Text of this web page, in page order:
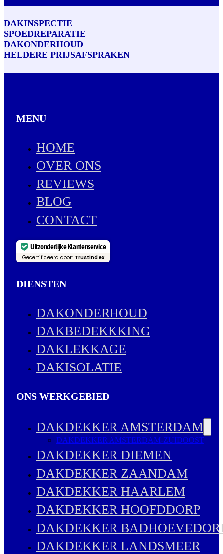
DAKINSPECTIE
SPOEDREPARATIE
DAKONDERHOUD
HELDERE PRIJSAFSPRAKEN
MENU
HOME
OVER ONS
REVIEWS
BLOG
CONTACT
Uitzonderlijke Klantenservice
Gecertificeerd door: Trustindex
DIENSTEN
DAKONDERHOUD
DAKBEDEKKKING
DAKLEKKAGE
DAKISOLATIE
ONS WERKGEBIED
DAKDEKKER AMSTERDAM
DAKDEKKER AMSTERDAM-ZUIDOOST
DAKDEKKER DIEMEN
DAKDEKKER ZAANDAM
DAKDEKKER HAARLEM
DAKDEKKER HOOFDDORP
DAKDEKKER
DAKDEKKER LANDSMEER